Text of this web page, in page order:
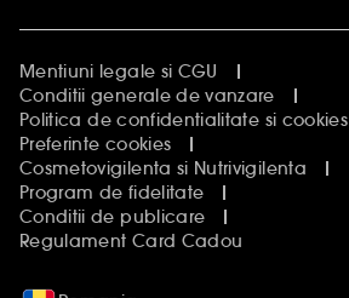
Mentiuni legale si CGU
Conditii generale de vanzare
Politica de confidentialitate si cookies
Preferinte cookies
Cosmetovigilenta si Nutrivigilenta
Program de fidelitate
Conditii de publicare
Regulament Card Cadou